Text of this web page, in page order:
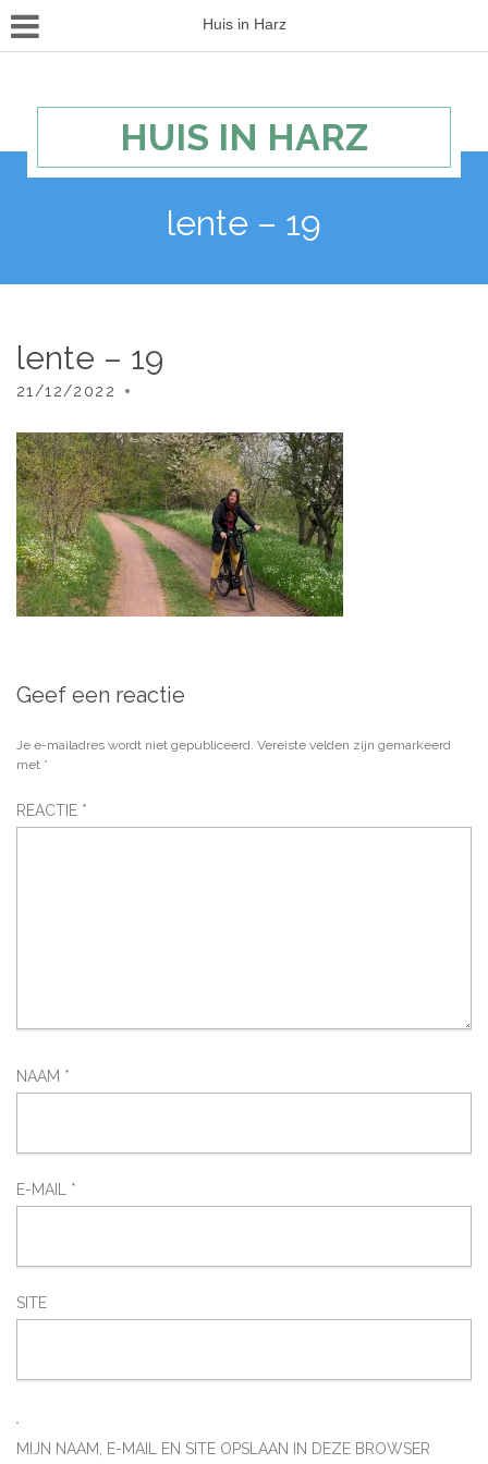
Huis in Harz
HUIS IN HARZ
lente – 19
lente – 19
21/12/2022
Geef een reactie
Je e-mailadres wordt niet gepubliceerd. Vereiste velden zijn gemarkeerd
met *
REACTIE *
NAAM *
E-MAIL *
SITE
MIJN NAAM, E-MAIL EN SITE OPSLAAN IN DEZE BROWSER